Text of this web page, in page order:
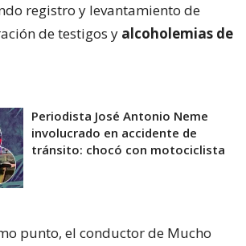
registro y levantamiento de
de testigos y alcoholemias de
Periodista José Antonio Neme
involucrado en accidente de
tránsito: chocó con motociclista
punto, el conductor de Mucho